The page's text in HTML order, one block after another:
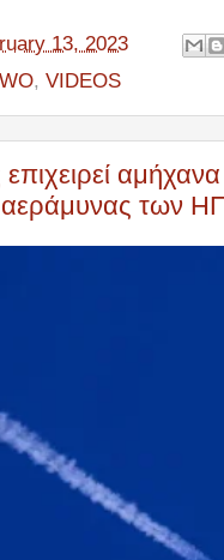
13, 2023
, VIDEOS
αεράμυνας των